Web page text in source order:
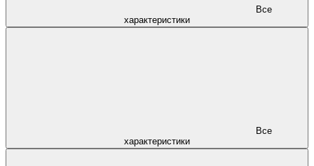
характеристики
характеристики